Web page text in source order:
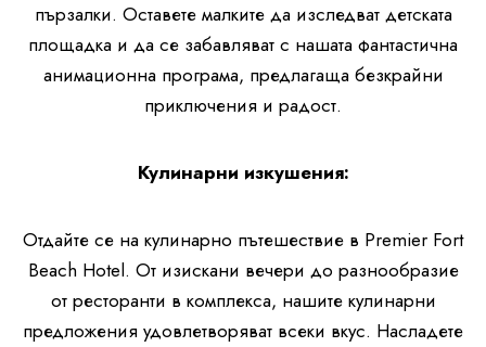
пързалки. Оставете малките да изследват детската
площадка и да се забавляват с нашата фантастична
анимационна програма, предлагаща безкрайни
приключения и радост.
Кулинарни изкушения:
Отдайте се на кулинарно пътешествие в Premier Fort
Beach Hotel. От изискани вечери до разнообразие
от ресторанти в комплекса, нашите кулинарни
предложения удовлетворяват всеки вкус. Насладете